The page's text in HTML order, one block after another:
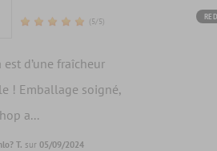
(5/5)
est d’une fraîcheur
! Emballage soigné,
a...
T. sur 05/09/2024